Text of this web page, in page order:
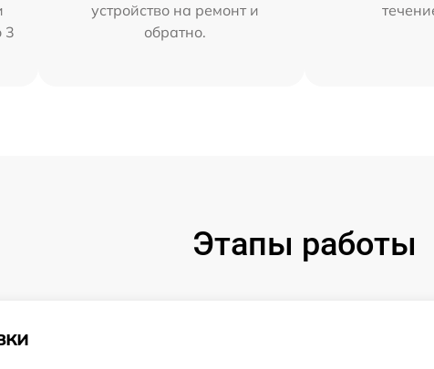
3
устройство на ремонт и
обратно.
Этапы работы